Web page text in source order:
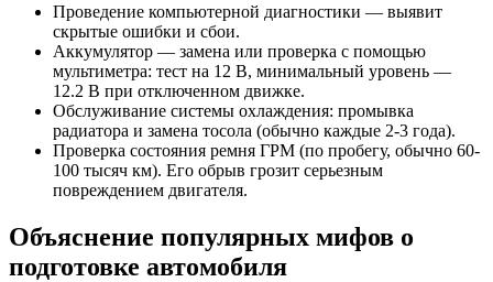
Проведение компьютерной диагностики — выявит
скрытые ошибки и сбои.
Аккумулятор — замена или проверка с помощью
мультиметра: тест на 12 В, минимальный уровень —
12.2 В при отключенном движке.
Обслуживание системы охлаждения: промывка
радиатора и замена тосола (обычно каждые 2-3 года).
Проверка состояния ремня ГРМ (по пробегу, обычно 60-
100 тысяч км). Его обрыв грозит серьезным
повреждением двигателя.
Объяснение популярных мифов о
подготовке автомобиля